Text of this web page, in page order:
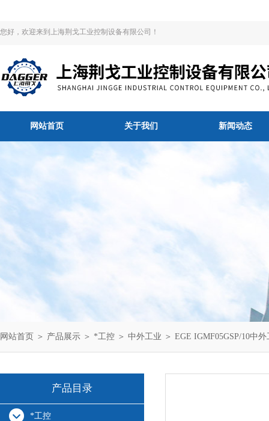
您好，欢迎来到上海荆戈工业控制设备有限公司！
网站首页 关于我们 新闻动态
网站首页 ＞ 产品展示 ＞ *工控 ＞ 中外工业 ＞ EGE IGMF05GSP/10中
产品目录
*工控